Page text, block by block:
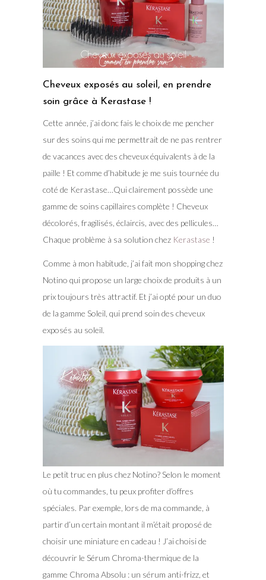
Cheveux exposés au soleil, en prendre
soin grâce à Kerastase !
Cette année, j’ai donc fais le choix de me pencher
sur des soins qui me permettrait de ne pas rentrer
de vacances avec des cheveux équivalents à de la
paille ! Et comme d’habitude je me suis tournée du
coté de Kerastase…Qui clairement possède une
gamme de soins capillaires complète ! Cheveux
décolorés, fragilisés, éclaircis, avec des pellicules…
Chaque problème à sa solution chez Kerastase !
Comme à mon habitude, j’ai fait mon shopping chez
Notino qui propose un large choix de produits à un
prix toujours très attractif. Et j’ai opté pour un duo
de la gamme Soleil, qui prend soin des cheveux
exposés au soleil.
Le petit truc en plus chez Notino? Selon le moment
où tu commandes, tu peux profiter d’offres
spéciales. Par exemple, lors de ma commande, à
partir d’un certain montant il m’était proposé de
choisir une miniature en cadeau ! J’ai choisi de
découvrir le Sérum Chroma-thermique de la
gamme Chroma Absolu : un sérum anti-frizz, et